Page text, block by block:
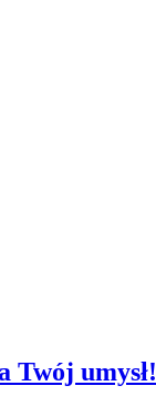
Twój umysł!